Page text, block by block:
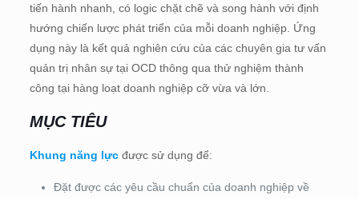
tiến hành nhanh, có logic chặt chẽ và song hành với định
hướng chiến lược phát triển của mỗi doanh nghiệp. Ứng
dụng này là kết quả nghiên cứu của các chuyên gia tư vấn
quản trị nhân sự tại OCD thông qua thử nghiệm thành
công tại hàng loạt doanh nghiệp cỡ vừa và lớn.
MỤC TIÊU
Khung năng lựcđược sử dụng để:
Đặt được các yêu cầu chuẩn của doanh nghiệp về